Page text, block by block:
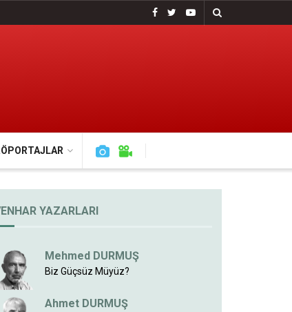
YAZARLARI
Mehmed DURMUŞ
Biz Güçsüz Müyüz?
Ahmet DURMUŞ